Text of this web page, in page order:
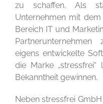
zu schaffen. Als
Unternehmen mit
Bereich IT und
eigens entwickelte
die Marke
Bekanntheit gewinnen.
Neben stressfrei